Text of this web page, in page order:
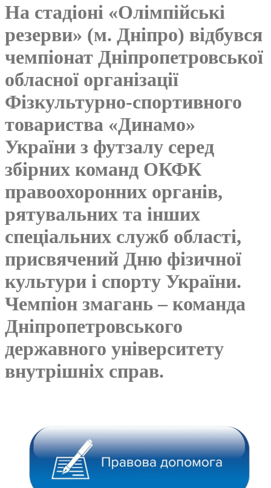
На стадіоні «Олімпійські
резерви» (м. Дніпро) відбувся
чемпіонат Дніпропетровської
обласної організації
Фізкультурно-спортивного
товариства «Динамо»
України з футзалу серед
збірних команд ОКФК
правоохоронних органів,
рятувальних та інших
спеціальних служб області,
присвячений Дню фізичної
культури і спорту України.
Чемпіон змагань – команда
Дніпропетровського
державного університету
внутрішніх справ.